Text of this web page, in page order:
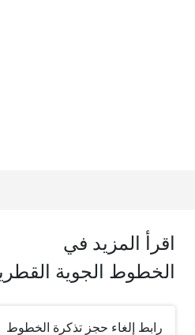
اقرأ المزيد في
الخطوط الجوية
رابط إلغاء حجز تذكرة الخطوط